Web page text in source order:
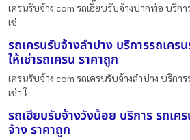
เครนรับจ้าง.com รถเฮี๊ยบรับจ้างปากท่อ บริกา
เช่
รถเครนรับจ้างลำปาง บริการรถเคร
ให้เช่ารถเครน ราคาถูก
เครนรับจ้าง.com รถเครนรับจ้างลำปาง บริกา
เช่า ใ
รถเฮี๊ยบรับจ้างวังน้อย บริการ รถเค
จ้าง ราคาถูก